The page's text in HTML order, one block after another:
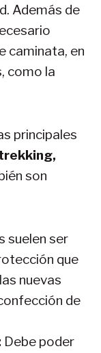
Además de
caminata, en
como la
principales
son
suelen ser
que
nuevas
de
Debe poder